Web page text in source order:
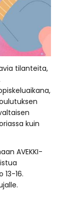
tilanteita,
kuin
AVEKKI-
16.